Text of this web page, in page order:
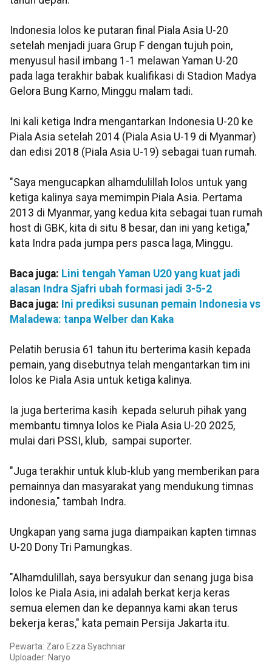
Indonesia lolos ke putaran final Piala Asia U-20
setelah menjadi juara Grup F dengan tujuh poin,
menyusul hasil imbang 1-1 melawan Yaman U-20
pada laga terakhir babak kualifikasi di Stadion Madya
Gelora Bung Karno, Minggu malam tadi.
Ini kali ketiga Indra mengantarkan Indonesia U-20 ke
Piala Asia setelah 2014 (Piala Asia U-19 di Myanmar)
dan edisi 2018 (Piala Asia U-19) sebagai tuan rumah.
"Saya mengucapkan alhamdulillah lolos untuk yang
ketiga kalinya saya memimpin Piala Asia. Pertama
2013 di Myanmar, yang kedua kita sebagai tuan rumah
host di GBK, kita di situ 8 besar, dan ini yang ketiga,"
kata Indra pada jumpa pers pasca laga, Minggu.
Baca juga: Lini tengah Yaman U20 yang kuat jadi
alasan Indra Sjafri ubah formasi jadi 3-5-2
Baca juga: Ini prediksi susunan pemain Indonesia vs
Maladewa: tanpa Welber dan Kaka
Pelatih berusia 61 tahun itu berterima kasih kepada
pemain, yang disebutnya telah mengantarkan tim ini
lolos ke Piala Asia untuk ketiga kalinya.
Ia juga berterima kasih kepada seluruh pihak yang
membantu timnya lolos ke Piala Asia U-20 2025,
mulai dari PSSI, klub, sampai suporter.
"Juga terakhir untuk klub-klub yang memberikan para
pemainnya dan masyarakat yang mendukung timnas
indonesia," tambah Indra.
Ungkapan yang sama juga diampaikan kapten timnas
U-20 Dony Tri Pamungkas.
"Alhamdulillah, saya bersyukur dan senang juga bisa
lolos ke Piala Asia, ini adalah berkat kerja keras
semua elemen dan ke depannya kami akan terus
bekerja keras," kata pemain Persija Jakarta itu.
Pewarta: Zaro Ezza Syachniar
Uploader: Naryo